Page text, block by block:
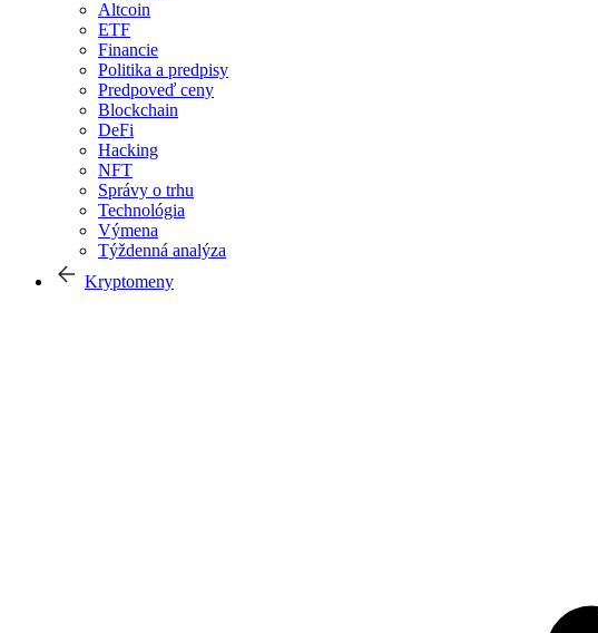
Altcoin
ETF
Financie
Politika a predpisy
Predpoveď ceny
Blockchain
DeFi
Hacking
NFT
Správy o trhu
Technológia
Výmena
Týždenná analýza
Kryptomeny